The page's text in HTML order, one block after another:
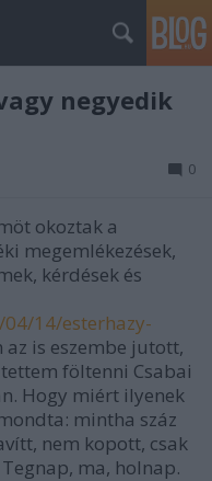
negyedik
0
okoztak a
megemlékezések,
kérdések és
14/esterhazy-
az is eszembe jutott,
föltenni Csabai
Hogy miért ilyenek
mintha száz
nem kopott, csak
ma, holnap.